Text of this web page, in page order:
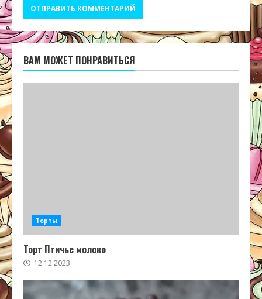
ВАМ МОЖЕТ ПОНРАВИТЬСЯ
Торты
Торт Птичье молоко
12.12.2023